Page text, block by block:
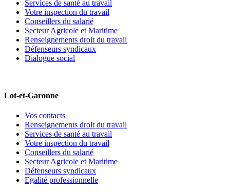
Services de santé au travail
Votre inspection du travail
Conseillers du salarié
Secteur Agricole et Maritime
Renseignements droit du travail
Défenseurs syndicaux
Dialogue social
Lot-et-Garonne
Vos contacts
Renseignements droit du travail
Services de santé au travail
Votre inspection du travail
Conseillers du salarié
Secteur Agricole et Maritime
Défenseurs syndicaux
Egalité professionnelle